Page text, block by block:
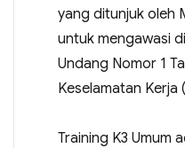
yang ditunjuk oleh
untuk mengawasi
Undang Nomor 1
Keselamatan Kerja
Training K3 Umum